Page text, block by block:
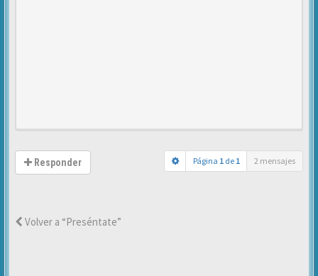
Responder Página 1 de 1 2 mensajes
Volver a “Preséntate”